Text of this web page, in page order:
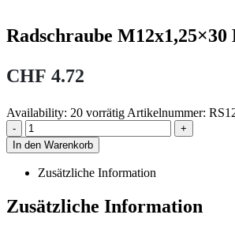
Radschraube
CHF 4.72
Availability: 20 vorrätig Artikelnummer:
-
+
In den Warenkorb
Zusätzliche Information
Zusätzliche Information